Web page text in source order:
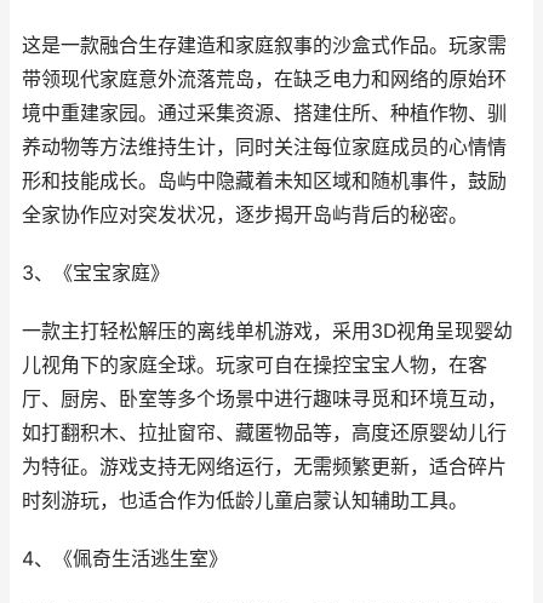
这是一款融合生存建造和家庭叙事的沙盒式作品。玩家需
带领现代家庭意外流落荒岛，在缺乏电力和网络的原始环
境中重建家园。通过采集资源、搭建住所、种植作物、驯
养动物等方法维持生计，同时关注每位家庭成员的心情情
形和技能成长。岛屿中隐藏着未知区域和随机事件，鼓励
全家协作应对突发状况，逐步揭开岛屿背后的秘密。
3、《宝宝家庭》
一款主打轻松解压的离线单机游戏，采用3D视角呈现婴幼
儿视角下的家庭全球。玩家可自在操控宝宝人物，在客
厅、厨房、卧室等多个场景中进行趣味寻觅和环境互动，
如打翻积木、拉扯窗帘、藏匿物品等，高度还原婴幼儿行
为特征。游戏支持无网络运行，无需频繁更新，适合碎片
时刻游玩，也适合作为低龄儿童启蒙认知辅助工具。
4、《佩奇生活逃生室》